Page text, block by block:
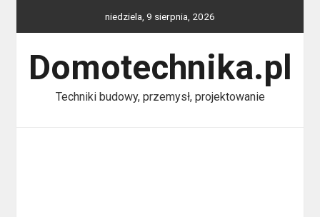
niedziela, 9 sierpnia, 2026
Domotechnika.pl
Techniki budowy, przemysł, projektowanie